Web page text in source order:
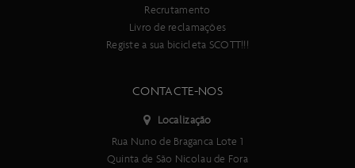
Recrutamento
Livro de reclamações
Registe a sua bicicleta SCOTT!!!
CONTACTE-NOS
Localização
Rua Nuno de Braganca Lote 1
Quinta de São Nicolau de Fora